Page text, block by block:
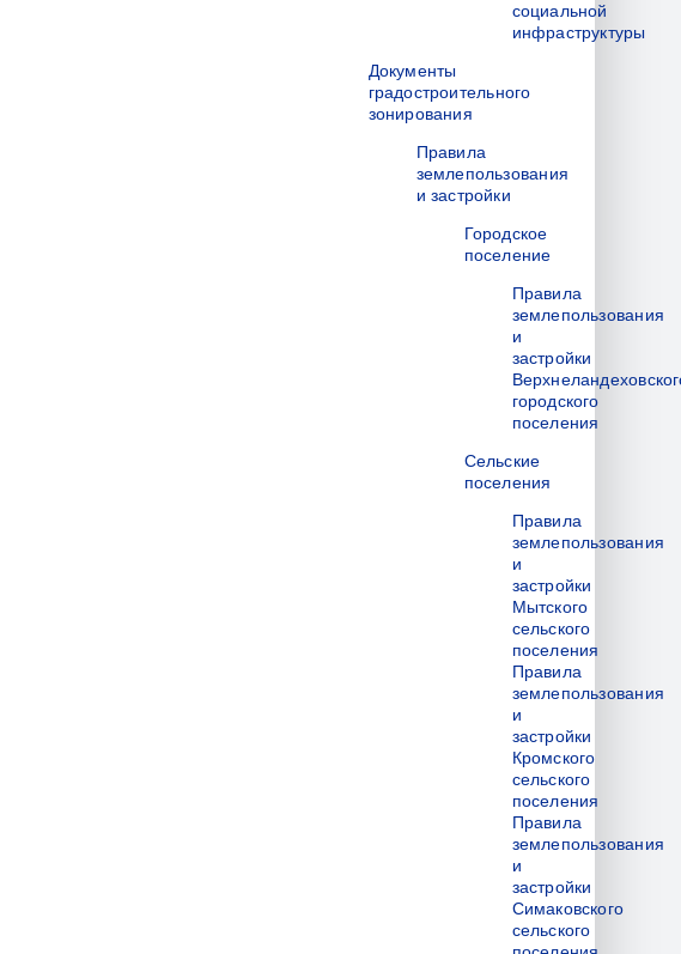
социальной
инфраструктуры
Документы
градостроительного
зонирования
Правила
землепользования
и застройки
Городское
поселение
Правила
землепользования
и
застройки
городского
поселения
Сельские
поселения
Правила
землепользования
и
застройки
Мытского
сельского
поселения
Правила
землепользования
и
застройки
Кромского
сельского
поселения
Правила
землепользования
и
застройки
Симаковского
сельского